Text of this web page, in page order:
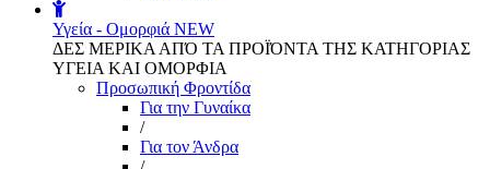
Υγεία - Ομορφιά NEW
ΔΕΣ ΜΕΡΙΚΑ ΑΠΌ ΤΑ ΠΡΟΪΌΝΤΑ ΤΗΣ ΚΑΤΗΓΟΡΙΑΣ
ΥΓΕΙΑ ΚΑΙ ΟΜΟΡΦΙΑ
Προσωπική Φροντίδα
Για την Γυναίκα
/
Για τον Άνδρα